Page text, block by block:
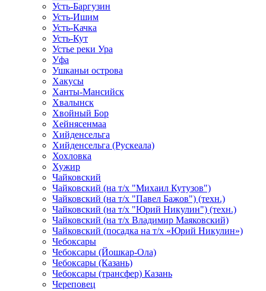
Усть-Баргузин
Усть-Ишим
Усть-Качка
Усть-Кут
Устье реки Ура
Уфа
Ушканьи острова
Хакусы
Ханты-Мансийск
Хвалынск
Хвойный Бор
Хейнясенмаа
Хийденсельга
Хийденсельга (Рускеала)
Хохловка
Хужир
Чайковский
Чайковский (на т/х "Михаил Кутузов")
Чайковский (на т/х "Павел Бажов") (техн.)
Чайковский (на т/х "Юрий Никулин") (техн.)
Чайковский (на т/х Владимир Маяковский)
Чайковский (посадка на т/х «Юрий Никулин»)
Чебоксары
Чебоксары (Йошкар-Ола)
Чебоксары (Казань)
Чебоксары (трансфер) Казань
Череповец